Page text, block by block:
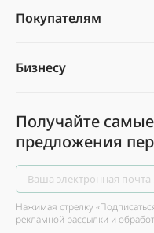
Покупателям
Бизнесу
Получайте
предложения
Нажимая стрелку
рекламной рассылки и